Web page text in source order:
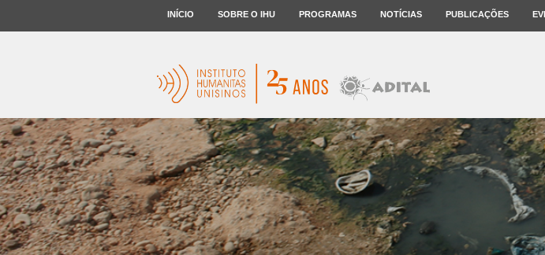
INÍCIO SOBRE O IHU PROGRAMAS NOTÍCIAS PUBLICAÇÕES